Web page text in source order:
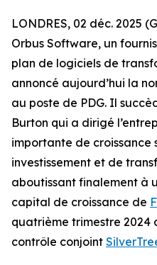
LONDRES, 02 déc. 2025
Orbus Software, un
plan de logiciels de
annoncé aujourd’hui la
au poste de PDG. Il
Burton qui a dirigé
importante de
investissement et de
aboutissant finalement à
capital de croissance de
quatrième trimestre
contrôle conjoint